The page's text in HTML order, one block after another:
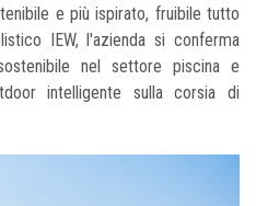
e più ispirato, fruibile tutto
IEW, l'azienda si conferma
nel settore piscina e
intelligente sulla corsia di